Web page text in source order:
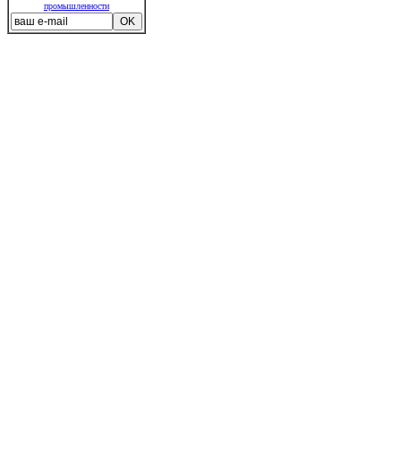
промышленности